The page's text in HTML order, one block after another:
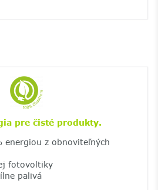
pre čisté produkty.
energiou z obnoviteľných
fotovoltiky
palivá